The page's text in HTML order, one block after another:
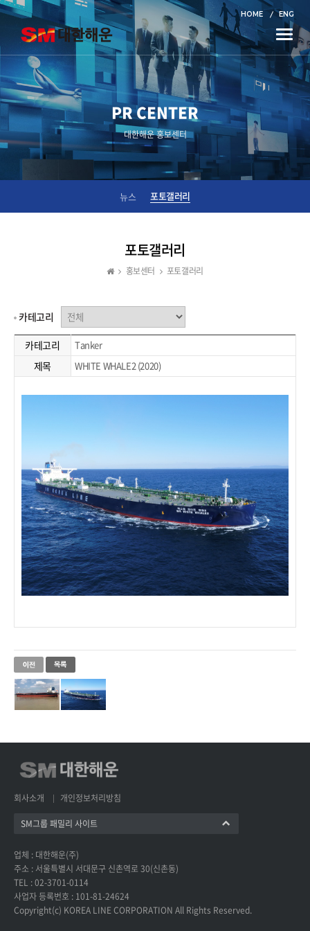
HOME ENG
Toggle
PR CENTER
대한해운 홍보센터
뉴스 포토갤러리
포토갤러리
홍보센터 포토갤러리
카테고리
카테고리 Tanker
제목 WHITE WHALE2 (2020)
회사소개 개인정보처리방침
SM그룹 패밀리 사이트
업체 : 대한해운(주)
주소 : 서울특별시 서대문구 신촌역로 30(신촌동)
TEL : 02-3701-0114
사업자 등록번호 : 101-81-24624
Copyright(c) KOREA LINE CORPORATION All Rights Reserved.